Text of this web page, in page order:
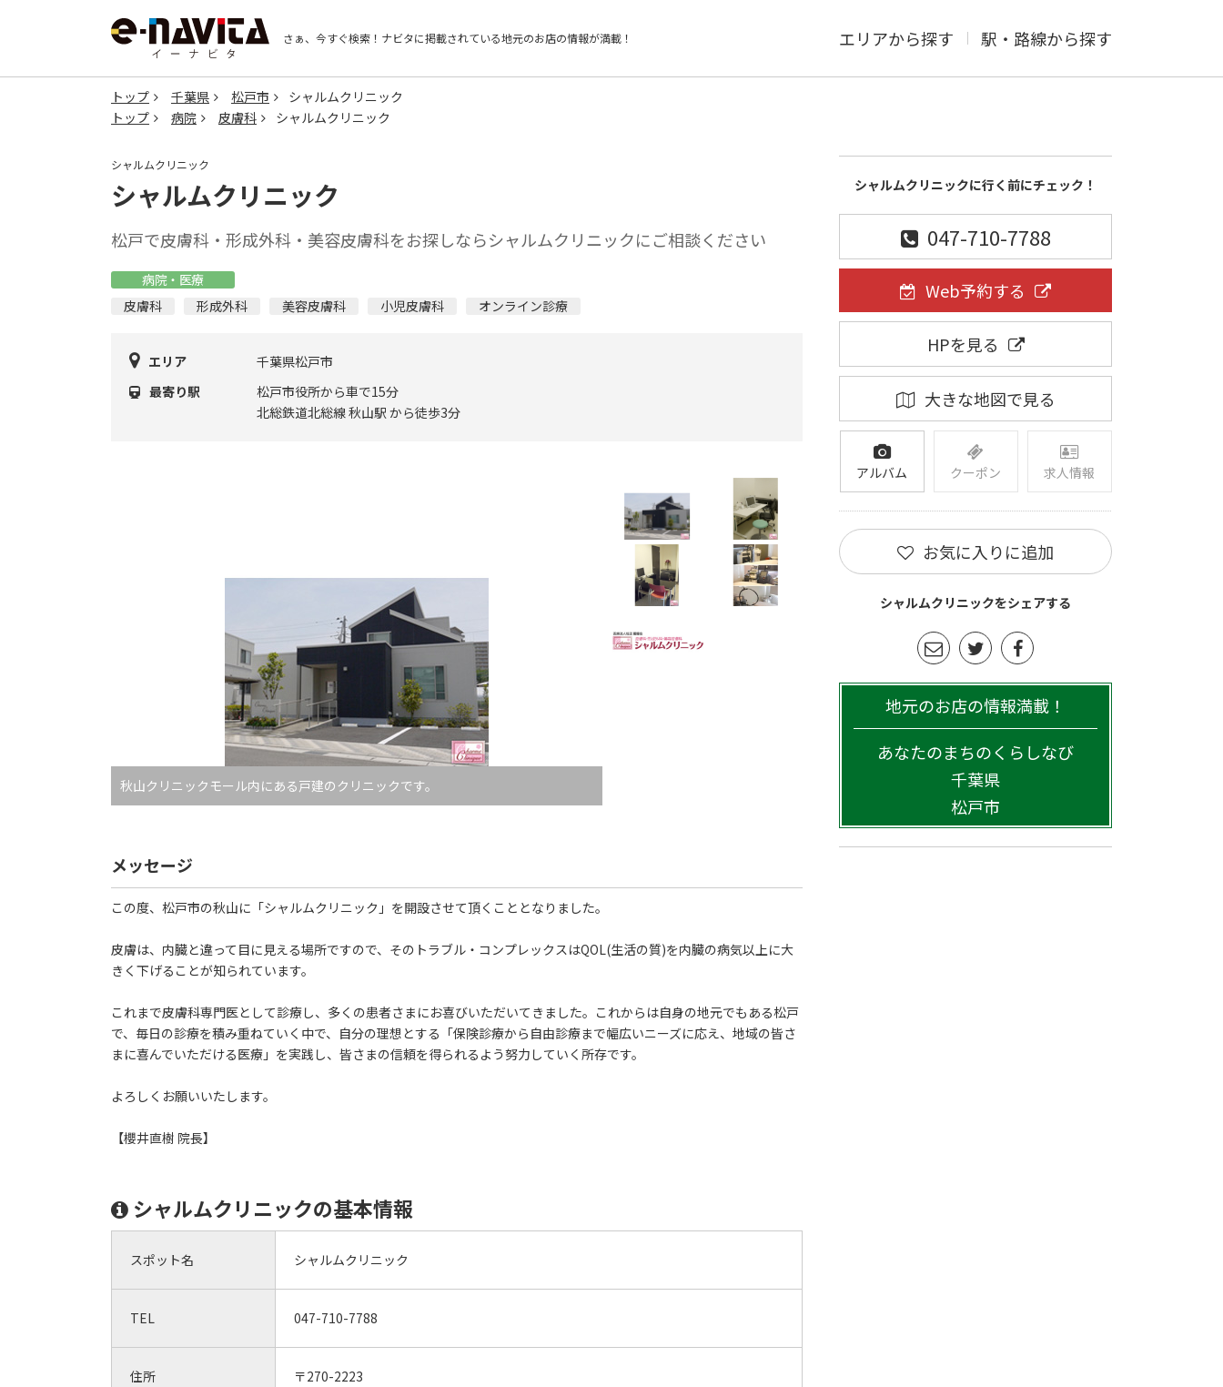
さぁ、今すぐ検索！ ナビタに掲載されている地元のお店の情報が満載！ エリアから探す 駅・路線から探す
トップ 千葉県 松戸市
シャルムクリニック
トップ
病院 皮膚科 シャルムクリニック
シャルムクリニック
シャルムクリニック
松戸で皮膚科・形成外科・美容皮膚科をお探しならシャルムクリニックにご相談ください
病院・医療
皮膚科
形成外科 美容皮膚科 小児皮膚科 オンライン診療
エリア
千葉県松戸市
最寄り駅
松戸市役所から車で15分
北総鉄道北総線 秋山駅 から徒歩3分
秋山クリニックモール内にある戸建のクリニックです。
メッセージ
この度、松戸市の秋山に「シャルムクリニック」を開設させて頂くこととなりました。
皮膚は、内臓と違って目に見える場所ですので、そのトラブル・コンプレックスはQOL(生活の質)を内臓の病気以上に大
きく下げることが知られています。
これまで皮膚科専門医として診療し、多くの患者さまにお喜びいただいてきました。これからは自身の地元でもある松戸
で、毎日の診療を積み重ねていく中で、自分の理想とする「保険診療から自由診療まで幅広いニーズに応え、地域の皆さ
まに喜んでいただける医療」を実践し、皆さまの信頼を得られるよう努力していく所存です。
よろしくお願いいたします。
【櫻井直樹 院長】
シャルムクリニックの基本情報
スポット名 シャルムクリニック
TEL 047-710-7788
住所
〒270-2223
シャルムクリニックに行く前にチェック！
047-710-7788
Web予約する
HPを見る
大きな地図で見る
アルバム クーポン 求人情報
お気に入りに追加
シャルムクリニックをシェアする
地元のお店の情報満載！
あなたのまちのくらしなび
千葉県
松戸市